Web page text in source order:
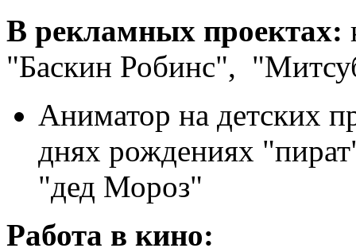
В рекламных проектах:
"Баскин Робинс",
Аниматор на детских
днях рождениях
"дед Мороз"
Работа в кино: